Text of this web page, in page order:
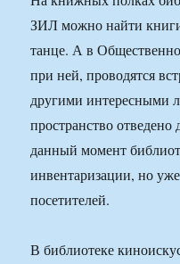
ЗИЛ можно найти книги
танце. А в
при ней, проводятся
другими интересными
пространство
данный момент
инвентаризации, но
посетителей.
В библиотеке